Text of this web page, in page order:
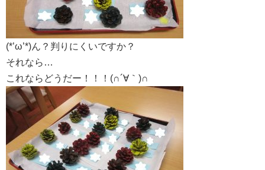
(*’ω’*)ん？判りにくいですか？
それなら…
これならどうだー！！！(∩´∀｀)∩